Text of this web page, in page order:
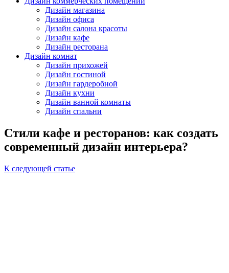
Дизайн магазина
Дизайн офиса
Дизайн салона красоты
Дизайн кафе
Дизайн ресторана
Дизайн комнат
Дизайн прихожей
Дизайн гостиной
Дизайн гардеробной
Дизайн кухни
Дизайн ванной комнаты
Дизайн спальни
Стили кафе и ресторанов: как создать
современный дизайн интерьера?
К следующей статье